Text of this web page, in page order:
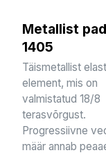
Metallist
1405
Täismetallist
element, mis on
valmistatud 18/8
terasvõrgust.
Progressiivne
määr annab